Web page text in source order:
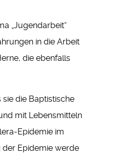
„Jugendarbeit“
in die Arbeit
die ebenfalls
die Baptistische
mit Lebensmitteln
Epidemie im
der Epidemie werde